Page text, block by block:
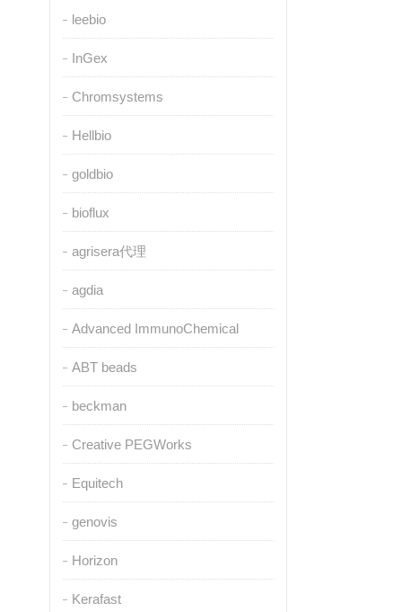
leebio
InGex
Chromsystems
Hellbio
goldbio
bioflux
agrisera代理
agdia
Advanced ImmunoChemical
ABT beads
beckman
Creative PEGWorks
Equitech
genovis
Horizon
Kerafast